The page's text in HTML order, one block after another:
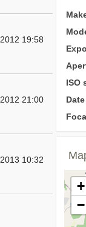
19:58
21:00
10:32
ISO
+
−